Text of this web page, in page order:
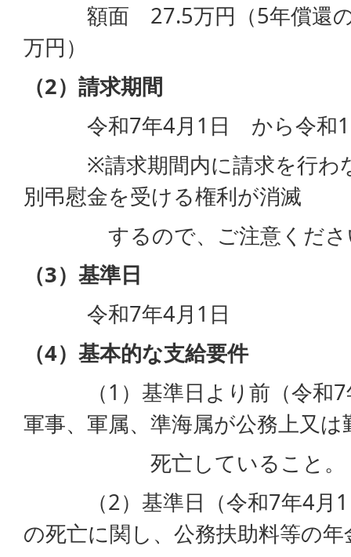
額面 27.5万円（5年償還の
万円）
（2）請求期間
令和7年4月1日 から令和10
※請求期間内に請求を行わな
別弔慰金を受ける権
するので、ご注意くださ
（3）基準日
令和7年4月1日
（4）基本的な支給要件
（1）基準日より前（令和7
軍事、軍属、準海属が公務上又
死亡していること。
（2）基準日（令和7年4月1
の死亡に関し、公務扶助料等の